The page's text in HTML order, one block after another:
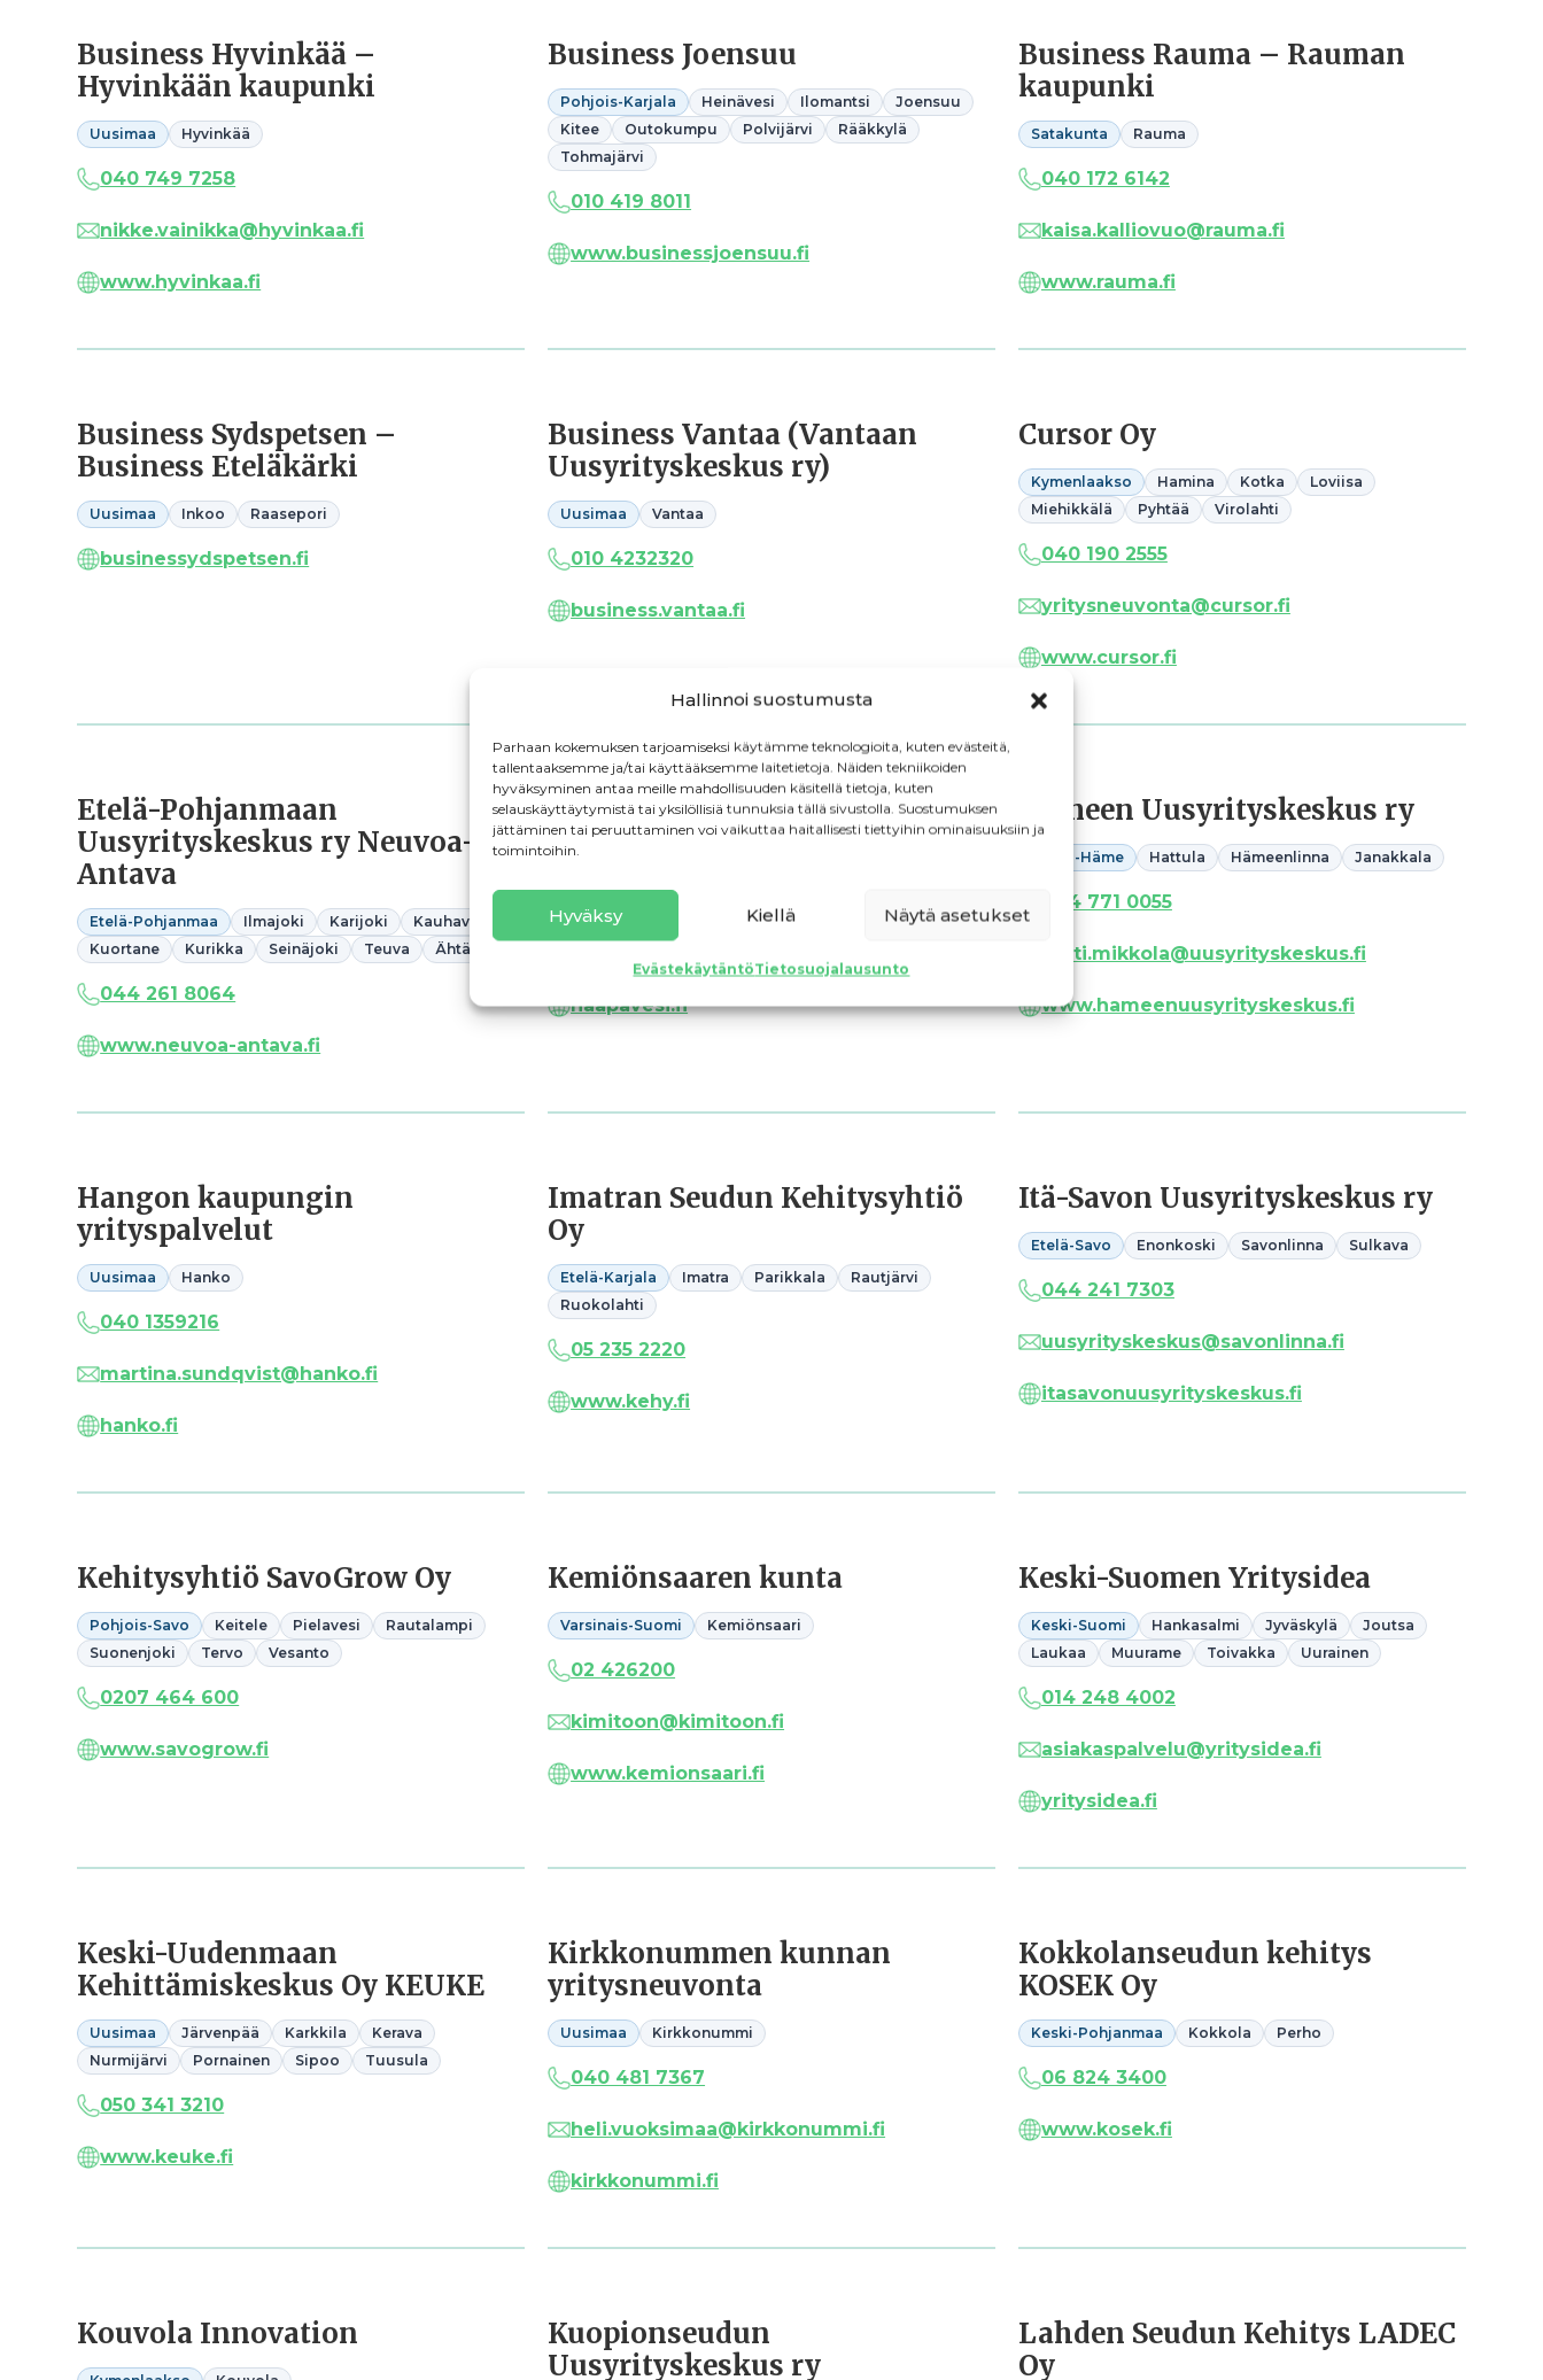
Hallinnoi suostumusta
Parhaan kokemuksen tarjoamiseksi käytämme teknologioita, kuten evästeitä,
tallentaaksemme ja/tai käyttääksemme laitetietoja. Näiden tekniikoiden
hyväksyminen antaa meille mahdollisuuden käsitellä tietoja, kuten
selauskäyttäytymistä tai yksilöllisiä tunnuksia tällä sivustolla. Suostumuksen
jättäminen tai peruuttaminen voi vaikuttaa haitallisesti tiettyihin ominaisuuksiin ja
toimintoihin.
Hyväksy Kiellä Näytä asetukset
EvästekäytäntöTietosuojalausunto
Business Hyvinkää –
Hyvinkään kaupunki
Uusimaa Hyvinkää
040 749 7258
nikke.vainikka@hyvinkaa.fi
www.hyvinkaa.fi
Business Joensuu
Pohjois-Karjala Heinävesi Ilomantsi
Joensuu
Kitee
Outokumpu Polvijärvi
Rääkkylä
Tohmajärvi
010 419 8011
www.businessjoensuu.fi
Business Rauma – Rauman
kaupunki
Satakunta Rauma
040 172 6142
kaisa.kalliovuo@rauma.fi
www.rauma.fi
Business Sydspetsen –
Business Eteläkärki
Uusimaa Inkoo Raasepori
businessydspetsen.fi
Business Vantaa (Vantaan
Uusyrityskeskus ry)
Uusimaa Vantaa
010 4232320
business.vantaa.fi
Cursor Oy
Kymenlaakso Hamina Kotka
Loviisa
Miehikkälä
Pyhtää Virolahti
040 190 2555
yritysneuvonta@cursor.fi
www.cursor.fi
Etelä-Pohjanmaan
Uusyrityskeskus ry Neuvoa-
Antava
Etelä-Pohjanmaa Ilmajoki Karijoki
Kauhava
Kuortane
Kurikka Seinäjoki Teuva Ähtäri
044 261 8064
www.neuvoa-antava.fi
Haapaveden Uusyrityskeskus
Pohjois-Pohjanmaa
0447591306
haapavesi.fi
Hämeen Uusyrityskeskus ry
Kanta-Häme Hattula Hämeenlinna Janakkala
044 771 0055
antti.mikkola@uusyrityskeskus.fi
www.hameenuusyrityskeskus.fi
Hangon kaupungin
yrityspalvelut
Uusimaa Hanko
040 1359216
martina.sundqvist@hanko.fi
hanko.fi
Imatran Seudun Kehitysyhtiö
Oy
Etelä-Karjala Imatra Parikkala
Rautjärvi
Ruokolahti
05 235 2220
www.kehy.fi
Itä-Savon Uusyrityskeskus ry
Etelä-Savo Enonkoski Savonlinna Sulkava
044 241 7303
uusyrityskeskus@savonlinna.fi
itasavonuusyrityskeskus.fi
Kehitysyhtiö SavoGrow Oy
Pohjois-Savo Keitele Pielavesi
Rautalampi
Suonenjoki
Tervo Vesanto
0207 464 600
www.savogrow.fi
Kemiönsaaren kunta
Varsinais-Suomi Kemiönsaari
02 426200
kimitoon@kimitoon.fi
www.kemionsaari.fi
Keski-Suomen Yritysidea
Keski-Suomi Hankasalmi Jyväskylä
Joutsa
Laukaa
Muurame Toivakka Uurainen
014 248 4002
asiakaspalvelu@yritysidea.fi
yritysidea.fi
Keski-Uudenmaan
Kehittämiskeskus Oy KEUKE
Uusimaa Järvenpää Karkkila
Kerava
Nurmijärvi
Pornainen Sipoo Tuusula
050 341 3210
www.keuke.fi
Kirkkonummen kunnan
yritysneuvonta
Uusimaa Kirkkonummi
040 481 7367
heli.vuoksimaa@kirkkonummi.fi
kirkkonummi.fi
Kokkolanseudun kehitys
KOSEK Oy
Keski-Pohjanmaa Kokkola Perho
06 824 3400
www.kosek.fi
Kouvola Innovation
Kuopionseudun
Uusyrityskeskus ry
Lahden Seudun Kehitys LADEC
Oy